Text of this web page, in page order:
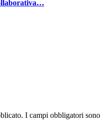
I campi obbligatori sono